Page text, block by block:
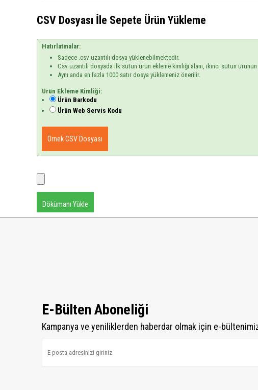
CSV Dosyası İle Sepete Ürün Yükleme
Hatırlatmalar:
Sadece .csv uzantılı dosya yüklenebilmektedir.
Csv uzantılı dosyada ilk sütun ürün ekleme kimliği alanı, ikinci sütun
Aynı anda en fazla 1000 satır dosya yüklemeniz önerilir.
Ürün Ekleme Kimliği:
Ürün Barkodu
Ürün Web Servis Kodu
Örnek CSV Dosyası
Dökümanı Yükle
E-Bülten Aboneliği
Kampanya ve yeniliklerden haberdar olmak için e-